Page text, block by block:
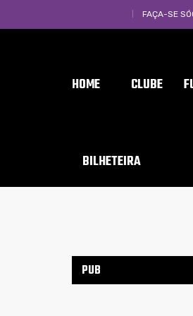
FAÇA-SE
HOME CLUBE
BILHETEIRA
PUB